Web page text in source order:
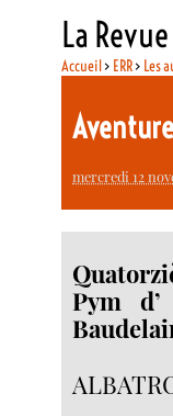
La
Accueil> ERR> Les
mercredi 12
Pym